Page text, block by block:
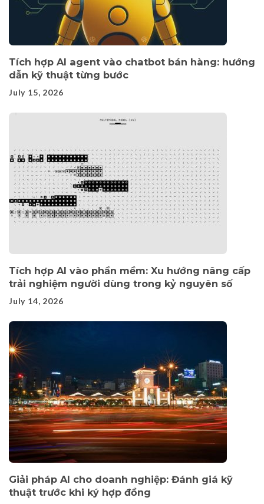
Tích hợp AI agent vào chatbot bán hàng: hướng
dẫn kỹ thuật từng bước
July 15, 2026
Tích hợp AI vào phần mềm: Xu hướng nâng cấp
trải nghiệm người dùng trong kỷ nguyên số
July 14, 2026
Giải pháp AI cho doanh nghiệp: Đánh giá kỹ
thuật trước khi ký hợp đồng